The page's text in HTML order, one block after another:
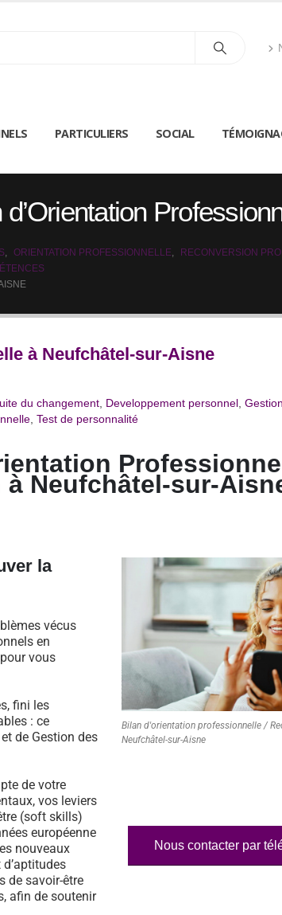
PARTICULIERS SOCIAL
d’Orientation
ORIENTATION PROFESSIONNELLE RECONVERSION
à Neufchâtel-sur-Aisne
du changement Developpement personnel ,
Test de personnalité
Neufchâtel-sur-
la
vécus
en
vous
fini les
: ce
de Gestion des
de votre
vos leviers
(soft skills)
européenne
nouveaux
de savoir-être
afin de soutenir
Bilan d'orientation professionnelle /
Neufchâtel-sur-Aisne
Nous contacter par